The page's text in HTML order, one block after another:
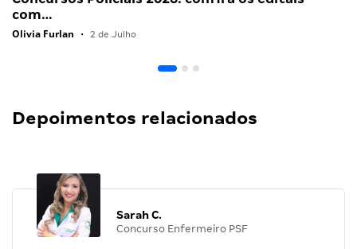
com…
Olivia Furlan • 2 de Julho
Depoimentos relacionados
Sarah C.
Concurso Enfermeiro PSF